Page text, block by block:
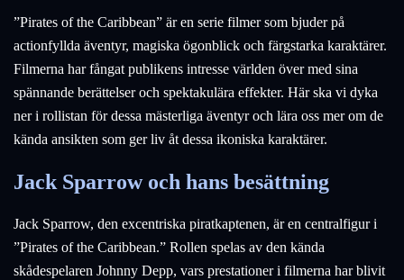
”Pirates of the Caribbean” är en serie filmer som bjuder på
actionfyllda äventyr, magiska ögonblick och färgstarka karaktärer.
Filmerna har fångat publikens intresse världen över med sina
spännande berättelser och spektakulära effekter. Här ska vi dyka
ner i rollistan för dessa mästerliga äventyr och lära oss mer om de
kända ansikten som ger liv åt dessa ikoniska karaktärer.
Jack Sparrow och hans besättning
Jack Sparrow, den excentriska piratkaptenen, är en centralfigur i
”Pirates of the Caribbean.” Rollen spelas av den kända
skådespelaren Johnny Depp, vars prestationer i filmerna har blivit